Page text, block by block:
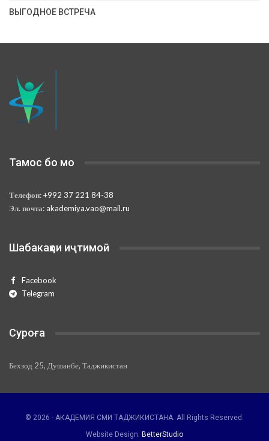
ВЫГОДНОЕ ВСТРЕЧА
Тамос бо мо
Телефон:+992 37 221 84-38
Эл. почта: akademiya.vao@mail.ru
Шабакаҳои иҷтимоӣ
Facebook
Telegram
Суроға
Бехзод 25, Душанбе, Таджикистан
© 2026 - АКАДЕМИЯ СМИ ТАДЖИКИСТАНА. All Rights Reserved.
Website Design: BetterStudio